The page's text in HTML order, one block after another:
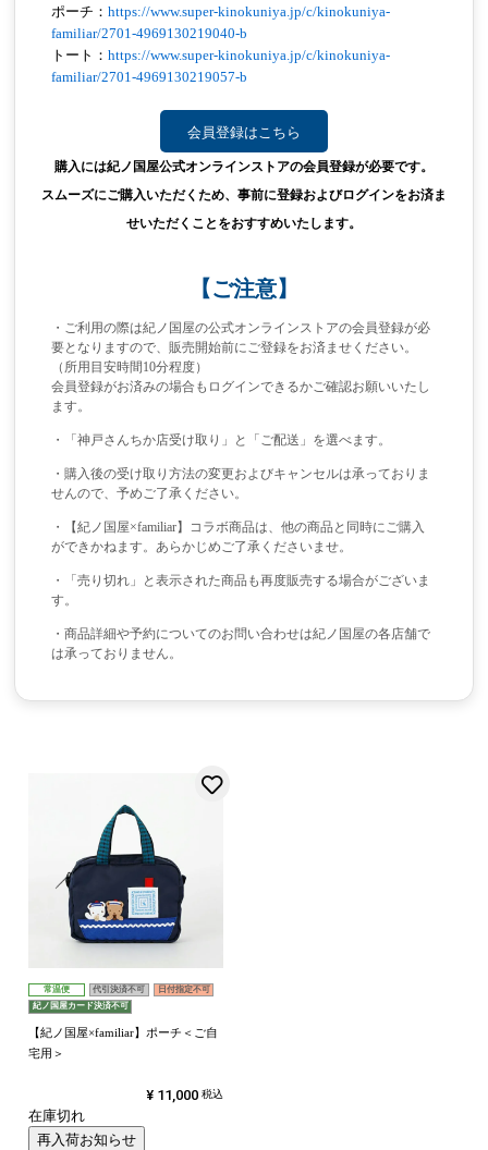
ポーチ： https://www.super-kinokuniya.jp/c/kinokuniya-
familiar/2701-4969130219040-b
トート： https://www.super-kinokuniya.jp/c/kinokuniya-
familiar/2701-4969130219057-b
会員登録はこちら
購入には紀ノ国屋公式オンラインストアの会員登録が必要です。
スムーズにご購入いただくため、事前に登録およびログインをお済ま
せいただくことをおすすめいたします。
【ご注意】
・ご利用の際は紀ノ国屋の公式オンラインストアの会員登録が必
要となりますので、販売開始前にご登録をお済ませください。
（所用目安時間10分程度）
会員登録がお済みの場合もログインできるかご確認お願いいたし
ます。
・「神戸さんちか店受け取り」と「ご配送」を選べます。
・購入後の受け取り方法の変更およびキャンセルは承っておりま
せんので、予めご了承ください。
・【紀ノ国屋×familiar】コラボ商品は、他の商品と同時にご購入
ができかねます。あらかじめご了承くださいませ。
・「売り切れ」と表示された商品も再度販売する場合がございま
す。
・商品詳細や予約についてのお問い合わせは紀ノ国屋の各店舗で
は承っておりません。
常温便 代引決済不可
日付指定不可
紀ノ国屋カード決済不可
【紀ノ国屋×familiar】ポーチ＜ご自
宅用＞
¥ 11,000 税込
在庫切れ
再入荷お知らせ